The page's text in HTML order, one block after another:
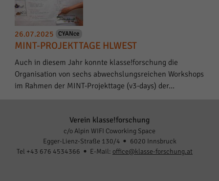
26.07.2025 CYANce
MINT-PROJEKTTAGE HLWEST
Auch in diesem Jahr konnte klasse!forschung die
Organisation von sechs abwechslungsreichen Workshops
im Rahmen der MINT-Projekttage (v3-days) der…
Verein klasse!forschung
c/o Alpin WIFI Coworking Space
Egger-Lienz-Straße 130/4
6020 Innsbruck
Tel +43 676 4534366
E-Mail: office@klasse-forschung.at